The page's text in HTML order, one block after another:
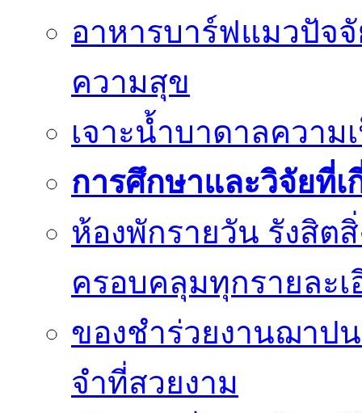
อาหารบาร์ฟแมวปัจ
ความสุข
เจาะน้ำบาดาลควา
การศึกษาและวิจัยที่
ห้องพักรายวัน รังสิต
ครอบคลุมทุกรายละเ
ของชำร่วยงานฌาป
จำที่สวยงาม